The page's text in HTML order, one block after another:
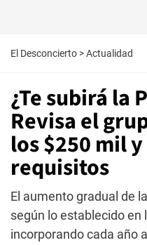
El Desconcierto >Actualidad
¿Te subirá la
Revisa el
los $250 mil
requisitos
El aumento gradual de
según lo establecido en
incorporando cada año